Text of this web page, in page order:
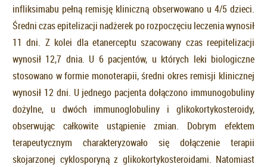
infliksimabu pełną remisję kliniczną obserwowano u 4/5 dzieci.
Średni czas epitelizacji nadżerek po rozpoczęciu leczenia wynosił
11 dni. Z kolei dla etanerceptu szacowany czas reepitelizacji
wynosił 12,7 dnia. U 6 pacjentów, u których leki biologiczne
stosowano w formie monoterapii, średni okres remisji klinicznej
wynosił 12 dni. U jednego pacjenta dołączono immunogobuliny
dożylne, u dwóch immunoglobuliny i glikokortykosteroidy,
obserwując całkowite ustąpienie zmian. Dobrym efektem
terapeutycznym charakteryzowało się dołączenie terapii
skojarzonej cyklosporyną z glikokortykosteroidami. Natomiast